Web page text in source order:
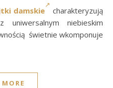
damskie
charakteryzują
niebieskim
świetnie wkomponuje